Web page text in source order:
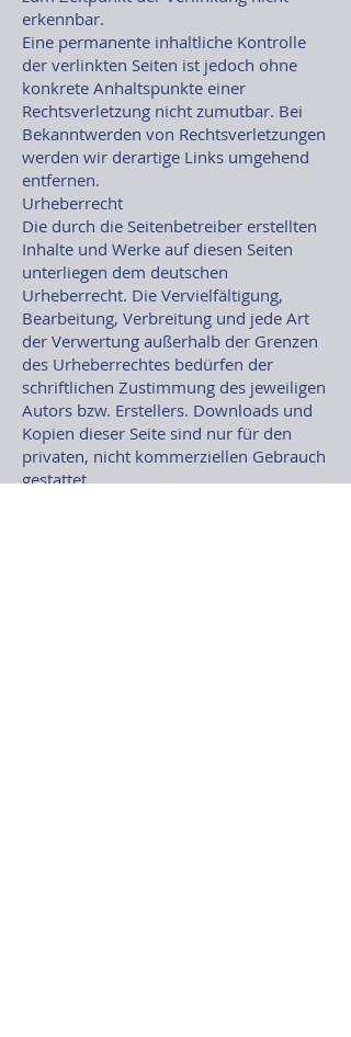
erkennbar.
Eine permanente inhaltliche Kontrolle
der verlinkten Seiten ist jedoch ohne
konkrete Anhaltspunkte einer
Rechtsverletzung nicht zumutbar. Bei
Bekanntwerden von Rechtsverletzungen
werden wir derartige Links umgehend
entfernen.
Urheberrecht
Die durch die Seitenbetreiber erstellten
Inhalte und Werke auf diesen Seiten
unterliegen dem deutschen
Urheberrecht. Die Vervielfältigung,
Bearbeitung, Verbreitung und jede Art
der Verwertung außerhalb der Grenzen
des Urheberrechtes bedürfen der
schriftlichen Zustimmung des jeweiligen
Autors bzw. Erstellers. Downloads und
Kopien dieser Seite sind nur für den
privaten, nicht kommerziellen Gebrauch
gestattet.